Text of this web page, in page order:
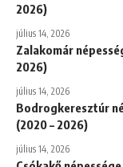
2026)
július 14, 2026
Zalakomár
2026)
július 14, 2026
Bodrogkeresztúr
(2020 – 2026)
július 14, 2026